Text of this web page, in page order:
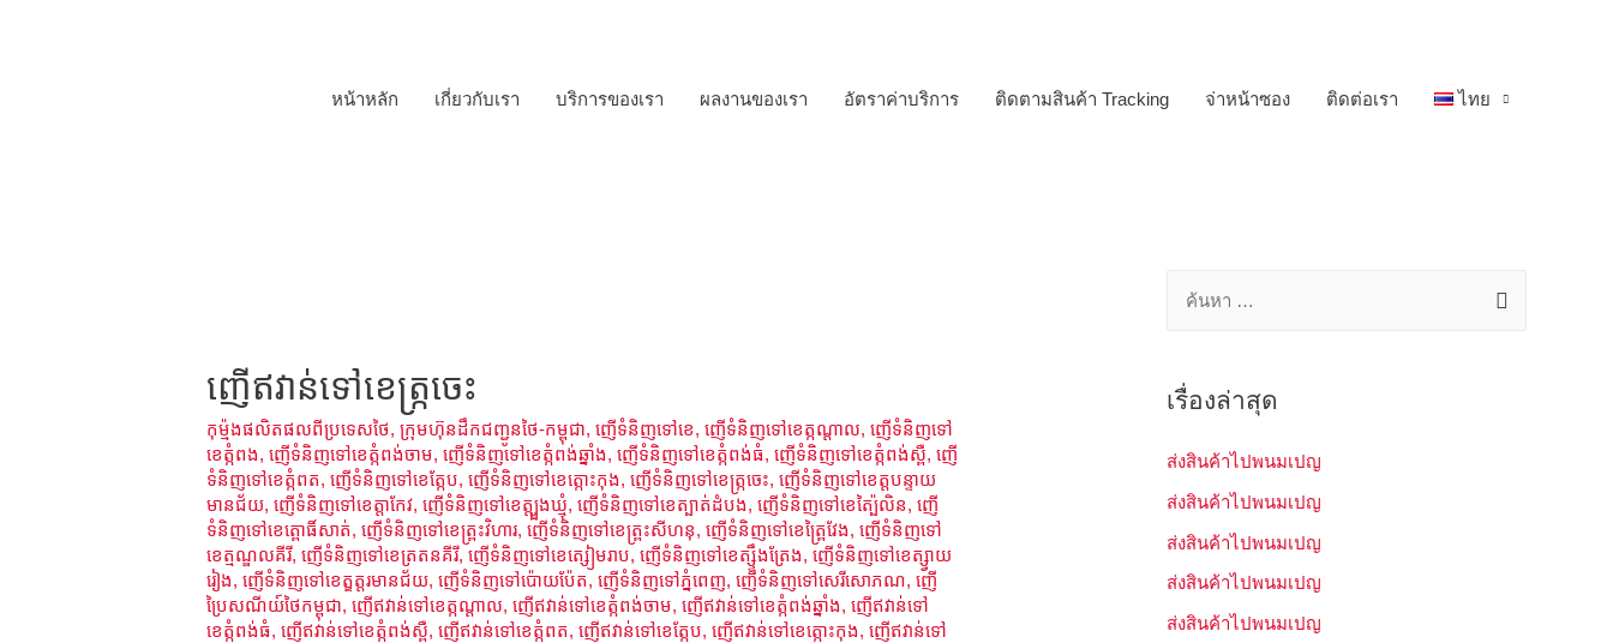
หน้าหลัก เกี่ยวกับเรา บริการของเรา ผลงานของเรา อัตราค่าบริการ ติดตามสินค้า Tracking จ่าหน้าซอง ติดต่อเรา ไทย
ញើឥវាន់ទៅខេត្ក្រចេះ
កុម្ម៉ងផលិតផលពីប្រទេសថៃ,ក្រុមហ៊ុនដឹកជញ្ជូនថៃ-កម្ពុជា,ញើទំនិញទៅខេ,ញើទំនិញទៅខេត្កណ្ដាល,ញើទំនិញទៅ
ខេត្កំពង,ញើទំនិញទៅខេត្កំពង់ចាម,ញើទំនិញទៅខេត្កំពង់ឆ្នាំង,ញើទំនិញទៅខេត្កំពង់ធំ,ញើទំនិញទៅខេត្កំពង់ស្ពឺ,ញើ
ទំនិញទៅខេត្កំពត,ញើទំនិញទៅខេត្កែប,ញើទំនិញទៅខេត្កោះកុង,ញើទំនិញទៅខេត្ក្រចេះ,ញើទំនិញទៅខេត្តបន្ទាយ
មានជ័យ,ញើទំនិញទៅខេត្តាកែវ,ញើទំនិញទៅខេត្ត្បូងឃ្មុំ,ញើទំនិញទៅខេត្បាត់ដំបង,ញើទំនិញទៅខេត្ប៉ៃលិន,ញើ
ទំនិញទៅខេត្ពោធិ៍សាត់,ញើទំនិញទៅខេត្ព្រះវិហារ,ញើទំនិញទៅខេត្ព្រះសីហនុ,ញើទំនិញទៅខេត្ព្រៃវែង,ញើទំនិញទៅ
ខេត្មណ្ឌលគីរី,ញើទំនិញទៅខេត្រតនគីរី,ញើទំនិញទៅខេត្សៀមរាប,ញើទំនិញទៅខេត្ស្ទឹងត្រែង,ញើទំនិញទៅខេត្ស្វាយ
រៀង,ញើទំនិញទៅខេត្ឧត្តរមានជ័យ,ញើទំនិញទៅប៉ោយប៉ែត,ញើទំនិញទៅភ្នំពេញ,ញើទំនិញទៅសេរីសោភណ,ញើ​
ប្រៃសណីយ៍ថៃកម្ពុជា,ញើឥវាន់ទៅខេត្កណ្ដាល,ញើឥវាន់ទៅខេត្កំពង់ចាម,ញើឥវាន់ទៅខេត្កំពង់ឆ្នាំង,ញើឥវាន់ទៅ
ខេត្កំពង់ធំ,ញើឥវាន់ទៅខេត្កំពង់ស្ពឺ,ញើឥវាន់ទៅខេត្កំពត,ញើឥវាន់ទៅខេត្កែប,ញើឥវាន់ទៅខេត្កោះកុង,ញើឥវាន់ទៅ
า
ห
รั
บ
:
เรื่องล่าสุด
ส่งสินค้าไปพนมเปญ
ส่งสินค้าไปพนมเปญ
ส่งสินค้าไปพนมเปญ
ส่งสินค้าไปพนมเปญ
ส่งสินค้าไปพนมเปญ